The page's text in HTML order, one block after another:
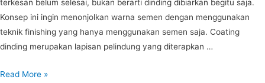
terkesan belum selesai, bukan berarti dinding dibiarkan begitu saja.
Konsep ini ingin menonjolkan warna semen dengan menggunakan
teknik finishing yang hanya menggunakan semen saja. Coating
dinding merupakan lapisan pelindung yang diterapkan …
Read More »